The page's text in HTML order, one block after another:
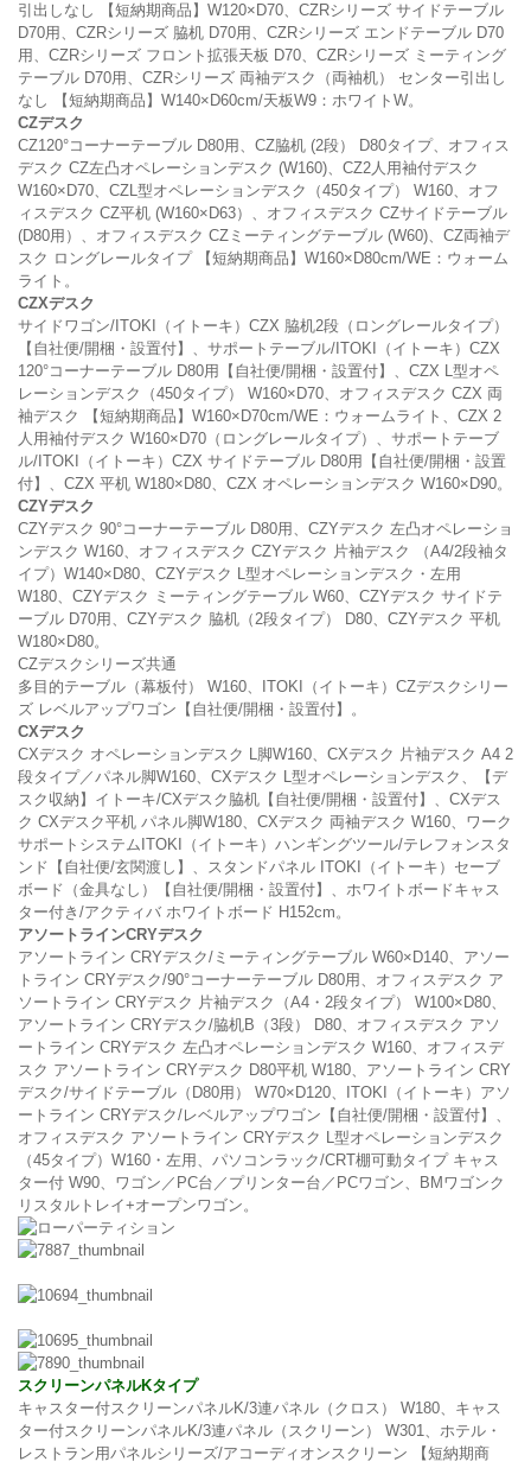
引出しなし 【短納期商品】W120×D70、CZRシリーズ サイドテーブル
D70用、CZRシリーズ 脇机 D70用、CZRシリーズ エンドテーブル D70
用、CZRシリーズ フロント拡張天板 D70、CZRシリーズ ミーティング
テーブル D70用、CZRシリーズ 両袖デスク（両袖机） センター引出し
なし 【短納期商品】W140×D60cm/天板W9：ホワイトW。
CZデスク
CZ120°コーナーテーブル D80用、CZ脇机 (2段） D80タイプ、オフィス
デスク CZ左凸オペレーションデスク (W160)、CZ2人用袖付デスク
W160×D70、CZL型オペレーションデスク（450タイプ） W160、オフ
ィスデスク CZ平机 (W160×D63）、オフィスデスク CZサイドテーブル
(D80用）、オフィスデスク CZミーティングテーブル (W60)、CZ両袖デ
スク ロングレールタイプ 【短納期商品】W160×D80cm/WE：ウォーム
ライト。
CZXデスク
サイドワゴン/ITOKI（イトーキ）CZX 脇机2段（ロングレールタイプ）
【自社便/開梱・設置付】、サポートテーブル/ITOKI（イトーキ）CZX
120°コーナーテーブル D80用【自社便/開梱・設置付】、CZX L型オペ
レーションデスク（450タイプ） W160×D70、オフィスデスク CZX 両
袖デスク 【短納期商品】W160×D70cm/WE：ウォームライト、CZX 2
人用袖付デスク W160×D70（ロングレールタイプ）、サポートテーブ
ル/ITOKI（イトーキ）CZX サイドテーブル D80用【自社便/開梱・設置
付】、CZX 平机 W180×D80、CZX オペレーションデスク W160×D90。
CZYデスク
CZYデスク 90°コーナーテーブル D80用、CZYデスク 左凸オペレーショ
ンデスク W160、オフィスデスク CZYデスク 片袖デスク （A4/2段袖タ
イプ）W140×D80、CZYデスク L型オペレーションデスク・左用
W180、CZYデスク ミーティングテーブル W60、CZYデスク サイドテ
ーブル D70用、CZYデスク 脇机（2段タイプ） D80、CZYデスク 平机
W180×D80。
CZデスクシリーズ共通
多目的テーブル（幕板付） W160、ITOKI（イトーキ）CZデスクシリー
ズ レベルアップワゴン【自社便/開梱・設置付】。
CXデスク
CXデスク オペレーションデスク L脚W160、CXデスク 片袖デスク A4 2
段タイプ／パネル脚W160、CXデスク L型オペレーションデスク、【デ
スク収納】イトーキ/CXデスク脇机【自社便/開梱・設置付】、CXデス
ク CXデスク平机 パネル脚W180、CXデスク 両袖デスク W160、ワーク
サポートシステムITOKI（イトーキ）ハンギングツール/テレフォンスタ
ンド【自社便/玄関渡し】、スタンドパネル ITOKI（イトーキ）セーブ
ボード（金具なし）【自社便/開梱・設置付】、ホワイトボードキャス
ター付き/アクティバ ホワイトボード H152cm。
アソートラインCRYデスク
アソートライン CRYデスク/ミーティングテーブル W60×D140、アソー
トライン CRYデスク/90°コーナーテーブル D80用、オフィスデスク ア
ソートライン CRYデスク 片袖デスク（A4・2段タイプ） W100×D80、
アソートライン CRYデスク/脇机B（3段） D80、オフィスデスク アソ
ートライン CRYデスク 左凸オペレーションデスク W160、オフィスデ
スク アソートライン CRYデスク D80平机 W180、アソートライン CRY
デスク/サイドテーブル（D80用） W70×D120、ITOKI（イトーキ）アソ
ートライン CRYデスク/レベルアップワゴン【自社便/開梱・設置付】、
オフィスデスク アソートライン CRYデスク L型オペレーションデスク
（45タイプ）W160・左用、パソコンラック/CRT棚可動タイプ キャス
ター付 W90、ワゴン／PC台／プリンター台／PCワゴン、BMワゴンク
リスタルトレイ+オープンワゴン。
スクリーンパネルKタイプ
キャスター付スクリーンパネルK/3連パネル（クロス） W180、キャス
ター付スクリーンパネルK/3連パネル（スクリーン） W301、ホテル・
レストラン用パネルシリーズ/アコーディオンスクリーン 【短納期商